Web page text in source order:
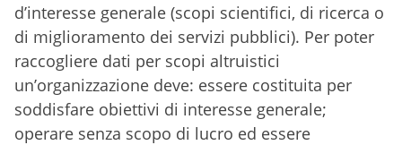
d’interesse generale (scopi scientifici, di ricerca o
di miglioramento dei servizi pubblici). Per poter
raccogliere dati per scopi altruistici
un’organizzazione deve: essere costituita per
soddisfare obiettivi di interesse generale;
operare senza scopo di lucro ed essere